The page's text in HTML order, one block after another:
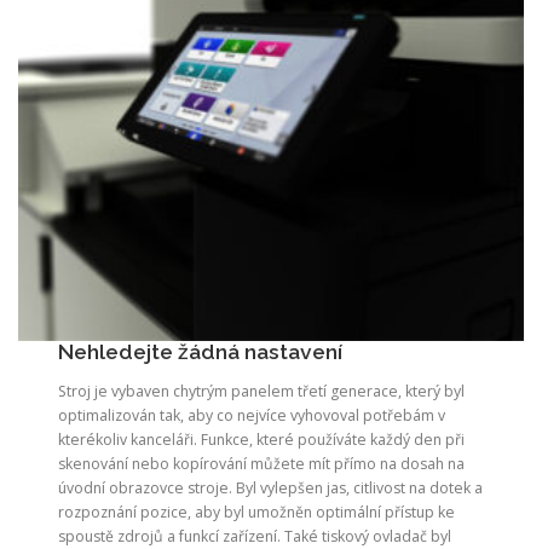
Nehledejte žádná nastavení
Stroj je vybaven chytrým panelem třetí generace, který byl
optimalizován tak, aby co nejvíce vyhovoval potřebám v
kterékoliv kanceláři. Funkce, které používáte každý den při
skenování nebo kopírování můžete mít přímo na dosah na
úvodní obrazovce stroje. Byl vylepšen jas, citlivost na dotek a
rozpoznání pozice, aby byl umožněn optimální přístup ke
spoustě zdrojů a funkcí zařízení. Také tiskový ovladač byl